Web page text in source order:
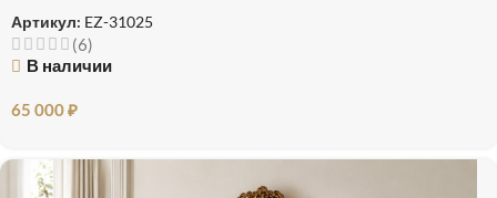
Артикул: EZ-31025
(6)
В наличии
65 000₽